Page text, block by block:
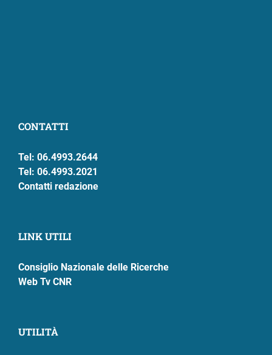
CONTATTI
Tel: 06.4993.2644
Tel: 06.4993.2021
Contatti redazione
LINK UTILI
Consiglio Nazionale delle Ricerche
Web Tv CNR
UTILITÀ